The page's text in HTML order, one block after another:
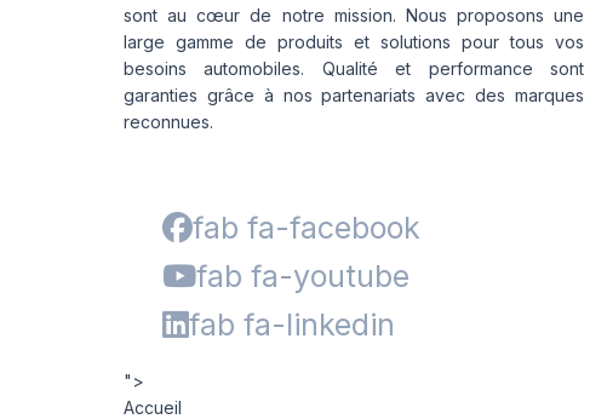
sont au cœur de notre mission. Nous proposons une
large gamme de produits et solutions pour tous vos
besoins automobiles. Qualité et performance sont
garanties grâce à nos partenariats avec des marques
reconnues.
fab fa-facebook
fab fa-youtube
fab fa-linkedin
">
Accueil